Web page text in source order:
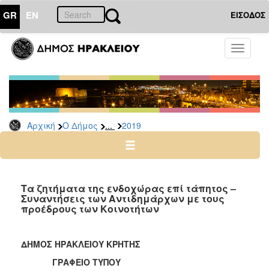
GR EN ΕΙΣΟΔΟΣ
Toggle
Αρχική Ο Δήμος ... 2019
ΔΗΜΟΣ
Δελτία
Τύπου
Αρχείο
2026
2024
2022
2021
Τα ζητήματα της ενδοχώρας επί τάπητος –
Συναντήσεις των Αντιδημάρχων με τους
προέδρους των Κοινοτήτων
ΔΗΜΟΣ ΗΡΑΚΛΕΙΟΥ ΚΡΗΤΗΣ
ΓΡΑΦΕΙΟ ΤΥΠΟΥ